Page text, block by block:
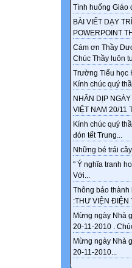
Tình huống Giáo
BÀI VIẾT DẠY
POWERPOINT
Cám ơn Thầy
Chúc Thầy luôn
Trường Tiểu học
Kính chúc quý
NHÂN DỊP
VIỆT NAM 20/11
Kính chúc quý
đón tết Trung...
Những bé trái
" Ý nghĩa tranh
Với...
Thông báo thành
:THƯ VIỆN ĐIỆN
Mừng ngày Nhà
20-11-2010 .
Mừng ngày Nhà
20-11-2010...